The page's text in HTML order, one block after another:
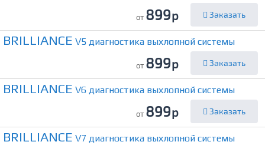
от 899р Заказать
BRILLIANCE V5 диагностика выхлопной системы
от 899р Заказать
BRILLIANCE V6 диагностика выхлопной системы
от 899р Заказать
BRILLIANCE V7 диагностика выхлопной системы